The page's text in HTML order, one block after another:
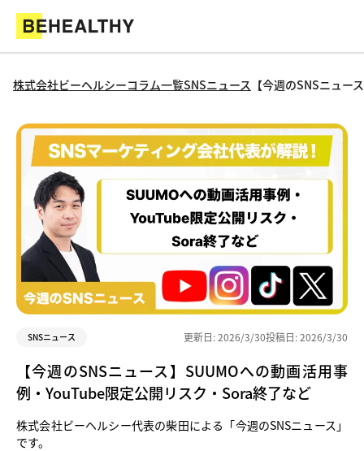
株式会社ビーヘルシーコラム一覧SNSニュース 【今週のSNSニュ
SNSニュース 更新日:2026/3/30投稿日:2026/3/30
【今週のSNSニュース】SUUMOへの動画活用事
例・YouTube限定公開リスク・Sora終了など
株式会社ビーヘルシー代表の柴田による「今週のSNSニュース」
です。